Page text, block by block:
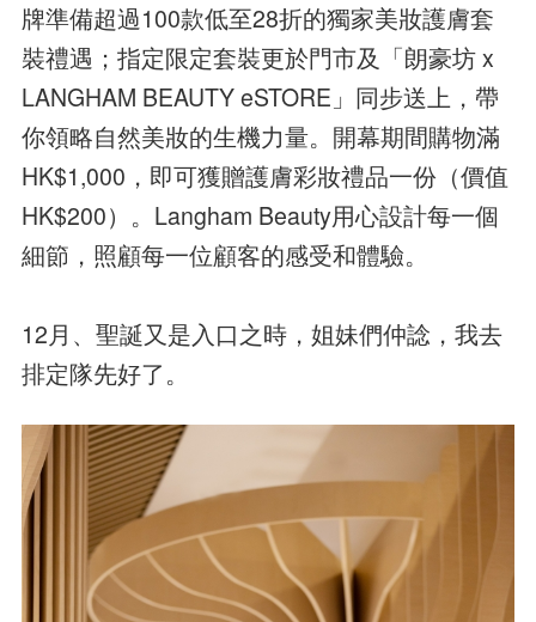
牌準備超過100款低至28折的獨家美妝護膚套
裝禮遇；指定限定套裝更於門市及「朗豪坊 x
LANGHAM BEAUTY eSTORE」同步送上，帶
你領略自然美妝的生機力量。開幕期間購物滿
HK$1,000，即可獲贈護膚彩妝禮品一份（價值
HK$200）。Langham Beauty用心設計每一個
細節，照顧每一位顧客的感受和體驗。
12月、聖誕又是入口之時，姐妹們仲諗，我去
排定隊先好了。